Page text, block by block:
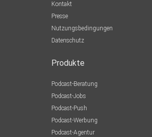
Kontakt
Presse
Nutzungsbedingungen
Datenschutz
Produkte
Podcast-Beratung
Podcast-Jobs
Podcast-Push
Podcast-Werbung
Podcast-Agentur